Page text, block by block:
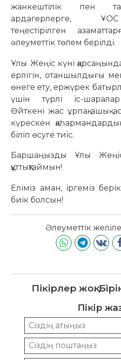
жанкештілік пен
ардагерлерге,
теңестірілген
әлеуметтік төлем берілді.
Ұлы Жеңіс күні
ерлігін, отаншылдығы
өнеге ету, ержүрек
үшін түрлі іс-
Өйткені жас ұрпақ ашық
күрескен
біліп өсуге тиіс.
Баршаңызды Ұлы
құттықтаймын!
Еліміз аман, іргеміз
биік болсын!
Әлеуметтік
Пікірлер жоқ.
Пікір